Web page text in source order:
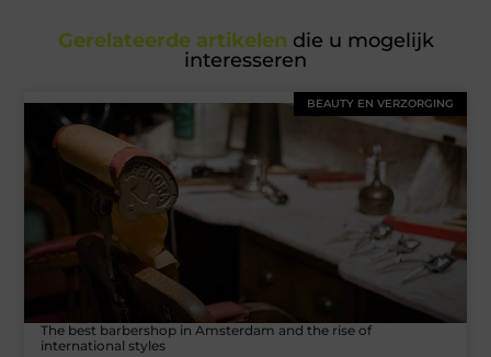
Gerelateerde artikelen die u mogelijk
interesseren
BEAUTY EN VERZORGING
The best barbershop in Amsterdam and the rise of
international styles